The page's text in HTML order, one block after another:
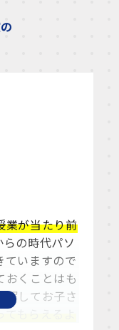
業が当たり前
の時代パソ
ていますので
おくことはも
解してお子さ
もらえるよ